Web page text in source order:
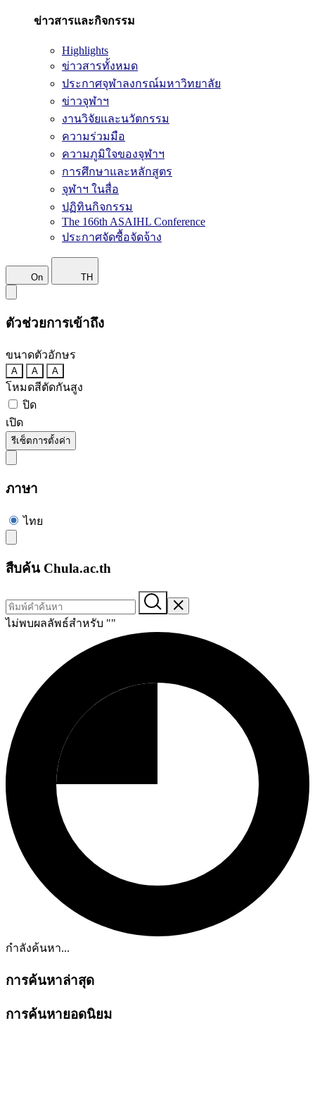
ข่าวสารและกิจกรรม
Highlights
ข่าวสารทั้งหมด
ประกาศจุฬาลงกรณ์มหาวิทยาลัย
ข่าวจุฬาฯ
งานวิจัยและนวัตกรรม
ความร่วมมือ
ความภูมิใจของจุฬาฯ
การศึกษาและหลักสูตร
จุฬาฯ ในสื่อ
ปฏิทินกิจกรรม
The 166th ASAIHL Conference
ประกาศจัดซื้อจัดจ้าง
On TH
ตัวช่วยการเข้าถึง
ขนาดตัวอักษร
A A A
โหมดสีตัดกันสูง
ปิด
เปิด
รีเซ็ตการตั้งค่า
ภาษา
ไทย
สืบค้น Chula.ac.th
ไม่พบผลลัพธ์สำหรับ ""
กำลังค้นหา...
การค้นหาล่าสุด
การค้นหายอดนิยม